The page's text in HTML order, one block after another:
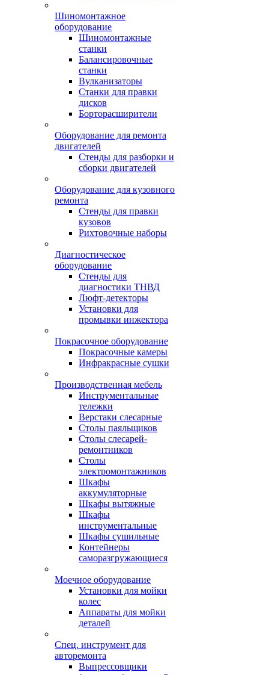
Шиномонтажное
оборудование
Шиномонтажные
станки
Балансировочные
станки
Вулканизаторы
Станки для правки
дисков
Борторасширители
Оборудование для ремонта
двигателей
Стенды для разборки и
сборки двигателей
Оборудование для кузовного
ремонта
Стенды для правки
кузовов
Рихтовочные наборы
Диагностическое
оборудование
Стенды для
диагностики ТНВД
Люфт-детекторы
Установки для
промывки инжектора
Покрасочное оборудование
Покрасочные камеры
Инфракрасные сушки
Производственная мебель
Инструментальные
тележки
Верстаки слесарные
Столы паяльщиков
Столы слесарей-
ремонтников
Столы
электромонтажников
Шкафы
аккумуляторные
Шкафы вытяжные
Шкафы
инструментальные
Шкафы сушильные
Контейнеры
саморазгружающиеся
Моечное оборудование
Установки для мойки
колес
Аппараты для мойки
деталей
Спец. инструмент для
авторемонта
Выпрессовщики